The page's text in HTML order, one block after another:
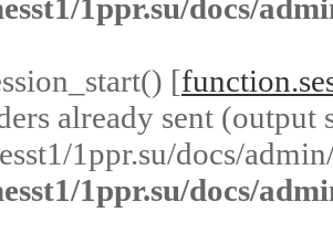
1ppr.su/docs/
[
already sent (output
1ppr.su/docs/
1ppr.su/docs/